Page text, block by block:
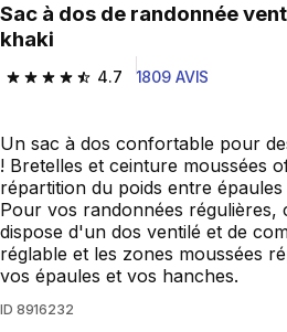
Sac à dos de randonnée ventilé 25L, MH500
khaki
4.7
4.7 out of 5 stars from 1809
1809 AVIS
Un sac à dos confortable pour
! Bretelles et ceinture moussées
répartition du poids entre
Pour vos randonnées régulières,
dispose d'un dos ventilé et de
réglable et les zones moussées
vos épaules et vos hanches.
ID 8916232